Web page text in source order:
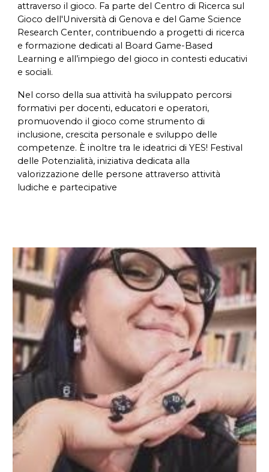
attraverso il gioco. Fa parte del Centro di Ricerca sul
Gioco dell'Università di Genova e del Game Science
Research Center, contribuendo a progetti di ricerca
e formazione dedicati al Board Game-Based
Learning e all’impiego del gioco in contesti educativi
e sociali.
Nel corso della sua attività ha sviluppato percorsi
formativi per docenti, educatori e operatori,
promuovendo il gioco come strumento di
inclusione, crescita personale e sviluppo delle
competenze. È inoltre tra le ideatrici di YES! Festival
delle Potenzialità, iniziativa dedicata alla
valorizzazione delle persone attraverso attività
ludiche e partecipative